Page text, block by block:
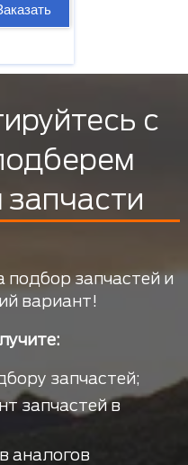
с
подбор запчастей и
вариант!
запчастей;
запчастей в
аналогов